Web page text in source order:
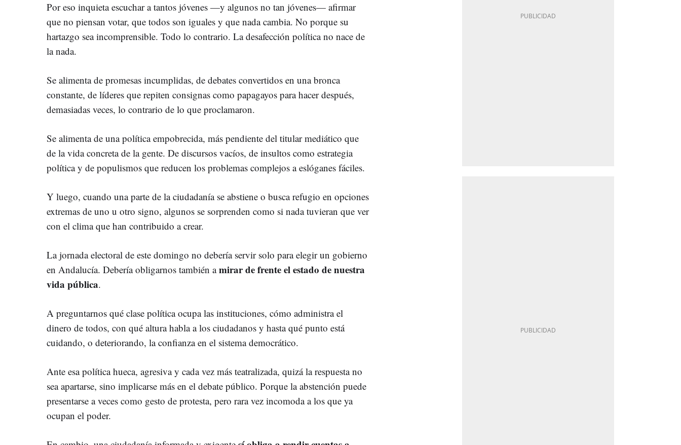
Por eso inquieta escuchar a tantos jóvenes —y algunos no tan jóvenes— afirmar
que no piensan votar, que todos son iguales y que nada cambia. No porque su
hartazgo sea incomprensible. Todo lo contrario. La desafección política no nace de
la nada.
Se alimenta de promesas incumplidas, de debates convertidos en una bronca
constante, de líderes que repiten consignas como papagayos para hacer después,
demasiadas veces, lo contrario de lo que proclamaron.
Se alimenta de una política empobrecida, más pendiente del titular mediático que
de la vida concreta de la gente. De discursos vacíos, de insultos como estrategia
política y de populismos que reducen los problemas complejos a eslóganes fáciles.
Y luego, cuando una parte de la ciudadanía se abstiene o busca refugio en opciones
extremas de uno u otro signo, algunos se sorprenden como si nada tuvieran que ver
con el clima que han contribuido a crear.
La jornada electoral de este domingo no debería servir solo para elegir un gobierno
en Andalucía. Debería obligarnos también amirar de frente el estado de nuestra
vida pública.
A preguntarnos qué clase política ocupa las instituciones, cómo administra el
dinero de todos, con qué altura habla a los ciudadanos y hasta qué punto está
cuidando, o deteriorando, la confianza en el sistema democrático.
Ante esa política hueca, agresiva y cada vez más teatralizada, quizá la respuesta no
sea apartarse, sino implicarse más en el debate público. Porque la abstención puede
presentarse a veces como gesto de protesta, pero rara vez incomoda a los que ya
ocupan el poder.